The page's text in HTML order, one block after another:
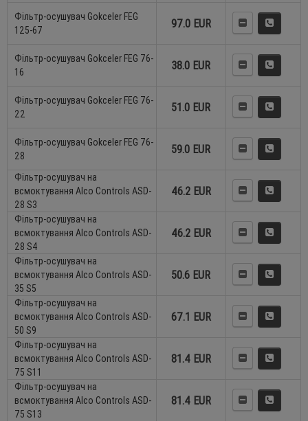
Фільтр-осушувач Gokceler FEG
125-67
97.0 EUR
Фільтр-осушувач Gokceler FEG 76-
16
38.0 EUR
Фільтр-осушувач Gokceler FEG 76-
22
51.0 EUR
Фільтр-осушувач Gokceler FEG 76-
28
59.0 EUR
Фільтр-осушувач на
всмоктування Alco Controls ASD-
28 S3
46.2 EUR
Фільтр-осушувач на
всмоктування Alco Controls ASD-
28 S4
46.2 EUR
Фільтр-осушувач на
всмоктування Alco Controls ASD-
35 S5
50.6 EUR
Фільтр-осушувач на
всмоктування Alco Controls ASD-
50 S9
67.1 EUR
Фільтр-осушувач на
всмоктування Alco Controls ASD-
75 S11
81.4 EUR
Фільтр-осушувач на
всмоктування Alco Controls ASD-
75 S13
81.4 EUR